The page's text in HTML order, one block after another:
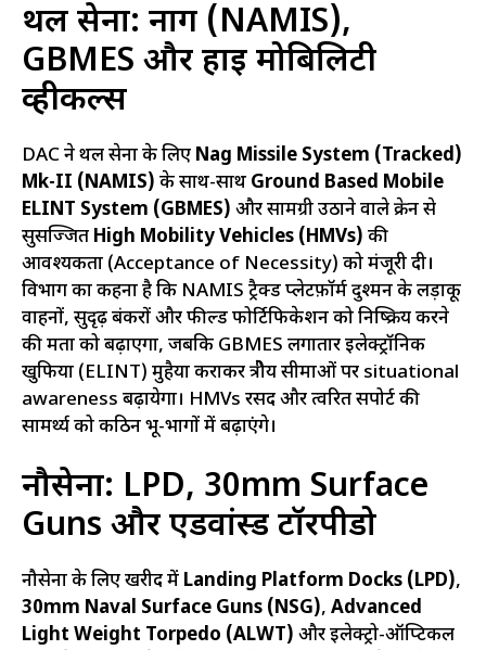
थल सेना: नाग (NAMIS),
GBMES और हाई मोबिलिटी
व्हीकल्स
DAC ने थल सेना के लिए Nag Missile System (Tracked)
Mk-II (NAMIS) के साथ-साथ Ground Based Mobile
ELINT System (GBMES) और सामग्री उठाने वाले क्रेन से
सुसज्जित High Mobility Vehicles (HMVs) की
आवश्यकता (Acceptance of Necessity) को मंजूरी दी।
विभाग का कहना है कि NAMIS ट्रैक्ड प्लेटफ़ॉर्म दुश्मन के लड़ाकू
वाहनों, सुदृढ़ बंकरों और फील्ड फोर्टिफिकेशन को निष्क्रिय करने
की क्षमता को बढ़ाएगा, जबकि GBMES लगातार इलेक्ट्रॉनिक
खुफिया (ELINT) मुहैया कराकर क्षेत्रीय सीमाओं पर situational
awareness बढ़ायेगा। HMVs रसद और त्वरित सपोर्ट की
सामर्थ्य को कठिन भू-भागों में बढ़ाएंगे।
नौसेना: LPD, 30mm Surface
Guns और एडवांस्ड टॉरपीडो
नौसेना के लिए खरीद में Landing Platform Docks (LPD),
30mm Naval Surface Guns (NSG), Advanced
Light Weight Torpedo (ALWT) और इलेक्ट्रो-ऑप्टिकल